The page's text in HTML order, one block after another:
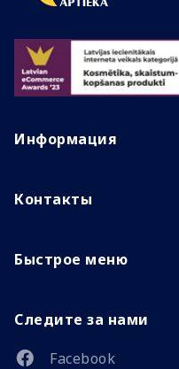
Информация
Контакты
Быстрое меню
Следите за нами
Facebook